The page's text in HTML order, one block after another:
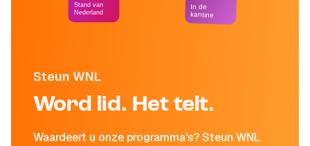
Steun WNL
Word lid. Het telt.
Waardeert u onze programma's? Steun WNL
Stand van
Nederland
In de
kantine